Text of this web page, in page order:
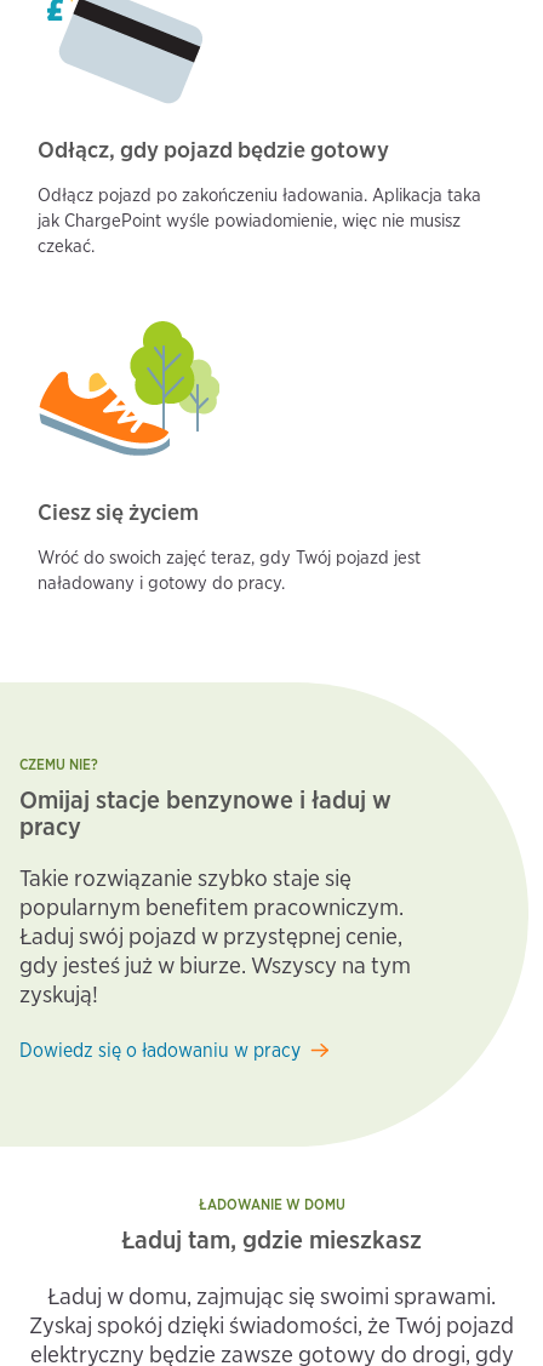
Odłącz, gdy pojazd będzie gotowy
Ciesz się życiem
Odłącz pojazd po zakończeniu ładowania. Aplikacja taka
jak ChargePoint wyśle powiadomienie, więc nie musisz
czekać.
Wróć do swoich zajęć teraz, gdy Twój pojazd jest
naładowany i gotowy do pracy.
CZEMU NIE?
Omijaj stacje benzynowe i ładuj w
pracy
Takie rozwiązanie szybko staje się
popularnym benefitem pracowniczym.
Ładuj swój pojazd w przystępnej cenie,
gdy jesteś już w biurze. Wszyscy na tym
zyskują!
Dowiedz się o ładowaniu w pracy
ŁADOWANIE W DOMU
Ładuj tam, gdzie mieszkasz
Ładuj w domu, zajmując się swoimi sprawami.
Zyskaj spokój dzięki świadomości, że Twój pojazd
elektryczny będzie zawsze gotowy do drogi, gdy